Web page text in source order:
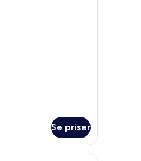
Se priser
av topp kvalitet, minibar, safe på